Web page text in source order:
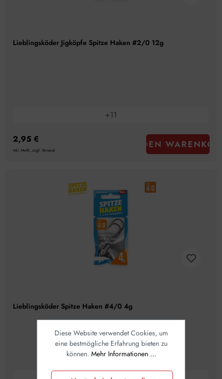
Lieblingsköder Jigköpfe Spitze Haken #2/0 12g
+11
2,95 €
inkl. MwSt., zzgl. Versand IN DEN
Lieblingsköder Spitze Haken #4/0 4g
Diese Website verwendet Cookies, um
eine bestmögliche Erfahrung bieten zu
können. Mehr Informationen ...